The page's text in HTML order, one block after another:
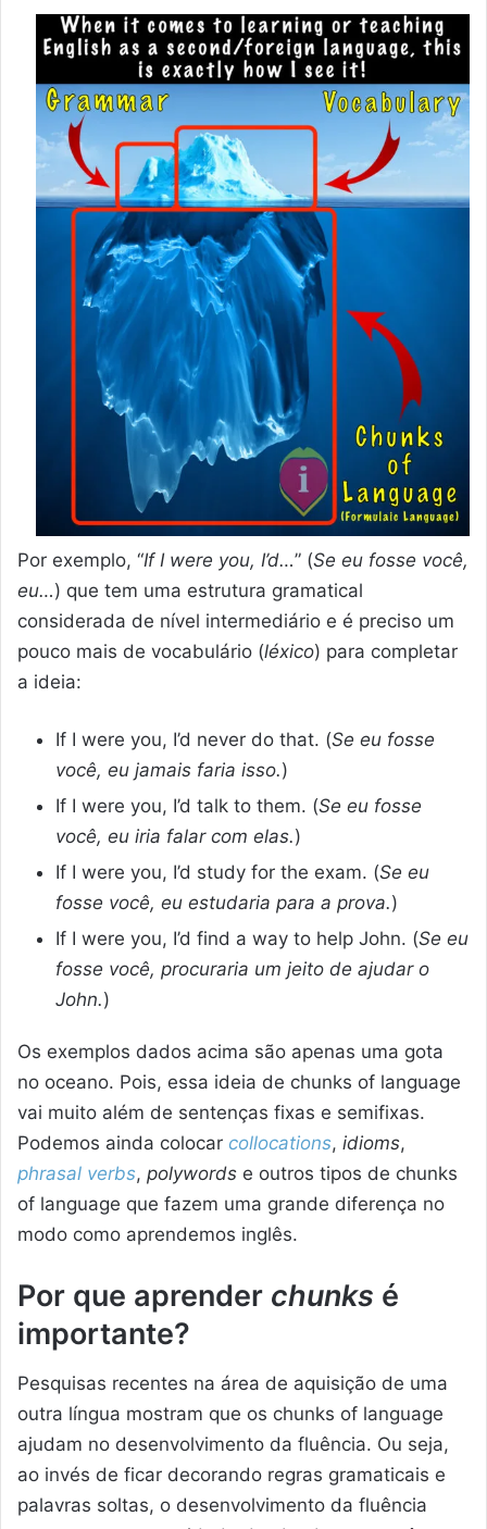
Por exemplo, “If I were you, I’d…” (Se eu fosse você,
eu…) que tem uma estrutura gramatical
considerada de nível intermediário e é preciso um
pouco mais de vocabulário (léxico) para completar
a ideia:
If I were you, I’d never do that. (Se eu fosse
você, eu jamais faria isso.)
If I were you, I’d talk to them. (Se eu fosse
você, eu iria falar com elas.)
If I were you, I’d study for the exam. (Se eu
fosse você, eu estudaria para a prova.)
If I were you, I’d find a way to help John. (Se eu
fosse você, procuraria um jeito de ajudar o
John.)
Os exemplos dados acima são apenas uma gota
no oceano. Pois, essa ideia de chunks of language
vai muito além de sentenças fixas e semifixas.
Podemos ainda colocar collocations, idioms,
phrasal verbs, polywords e outros tipos de chunks
of language que fazem uma grande diferença no
modo como aprendemos inglês.
Por que aprender chunks é
importante?
Pesquisas recentes na área de aquisição de uma
outra língua mostram que os chunks of language
ajudam no desenvolvimento da fluência. Ou seja,
ao invés de ficar decorando regras gramaticais e
palavras soltas, o desenvolvimento da fluência